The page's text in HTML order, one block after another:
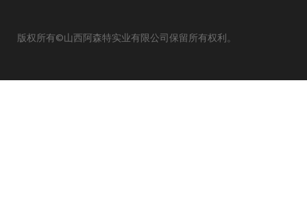
版权所有©山西阿森特实业有限公司保留所有权利。